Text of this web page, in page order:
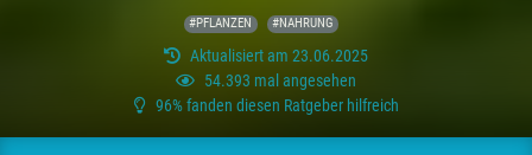
#PFLANZEN #NAHRUNG
Aktualisiert am 23.06.2025
54.393 mal angesehen
96% fanden diesen Ratgeber hilfreich